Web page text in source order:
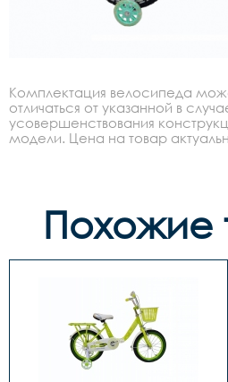
Комплектация велосипеда
отличаться от указанной в
усовершенствования
модели. Цена на товар
Похожие